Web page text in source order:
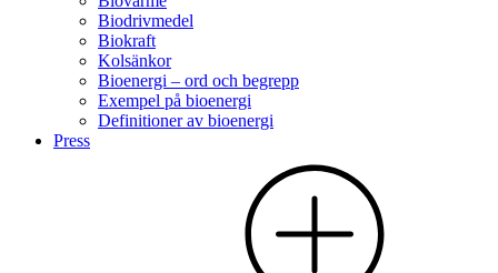
Biodrivmedel
Biokraft
Kolsänkor
Bioenergi – ord och begrepp
Exempel på bioenergi
Definitioner av bioenergi
Press